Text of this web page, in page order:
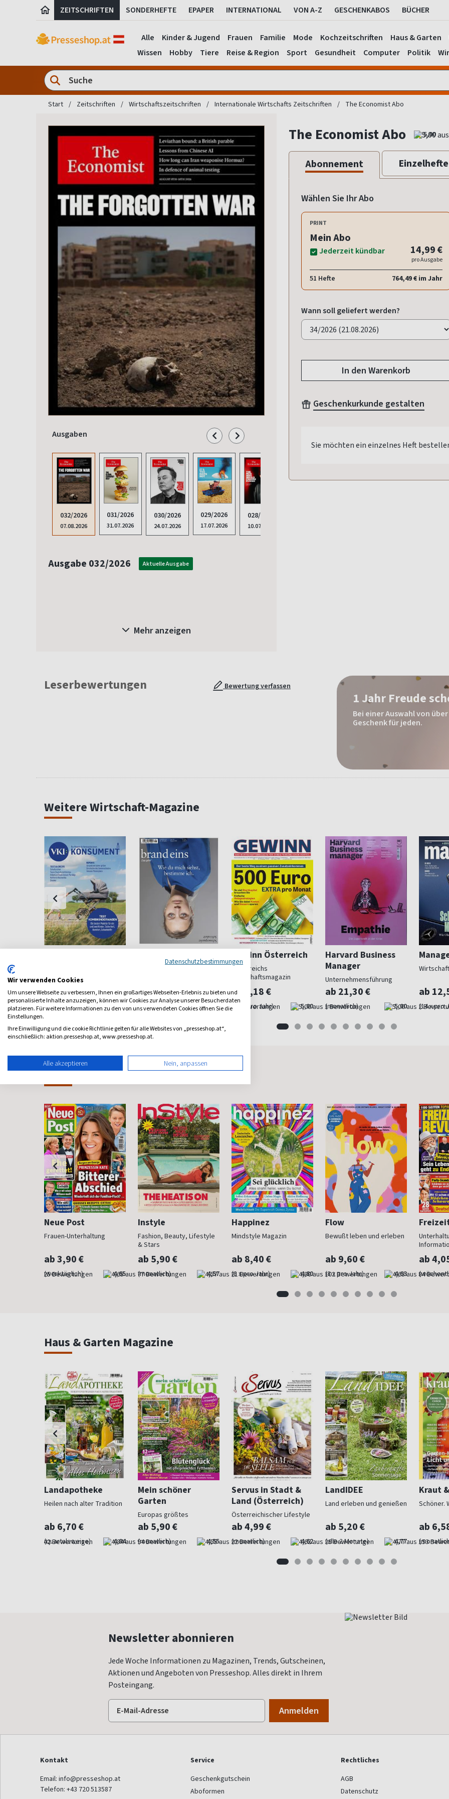
ZEITSCHRIFTEN SONDERHEFTE EPAPER INTERNATIONAL VON A-Z GESCHENKABOS BÜCHER
Alle Kinder & Jugend Frauen Familie Mode Kochzeitschriften Haus & Garten
Wissen
Hobby Tiere Reise & Region Sport Gesundheit Computer Politik
Start Zeitschriften Wirtschaftszeitschriften Internationale Wirtschafts Zeitschriften The Economist Abo
Ausgaben
032/2026
07.08.2026
031/2026
31.07.2026
030/2026
24.07.2026
029/2026
17.07.2026
028/2026
10.07.2026
Ausgabe 032/2026 Aktuelle Ausgabe
Mehr anzeigen
The Economist Abo 5,00
Abonnement Einzelhefte
Wählen Sie Ihr Abo
PRINT
Mein Abo
Jederzeit kündbar 14,99 €
pro Ausgabe
51 Hefte 764,49 € im Jahr
Wann soll geliefert werden?
In den Warenkorb
Geschenkurkunde gestalten
Sie möchten ein einzelnes Heft
Leserbewertungen Bewertung verfassen
1 Jahr Freude
Bei einer Auswahl von
Geschenk für jeden.
Weitere Wirtschaft-Magazine
5,00
ab 6,00 €
(monatlich) 4,00
ab 12,60 €
(10 x pro Jahr) 4,88
Gewinn Österreich
Österreichs
Wirtschaftsmagazin
ab 7,18 €
(11 x pro Jahr) 5,00
Harvard Business
Manager
Unternehmensführung
ab 21,30 €
(monatlich) 5,00
ab
(14 x pro
Frauenzeitschriften
Neue Post
Frauen-Unterhaltung
ab 3,90 €
(werktäglich) 4,65
Instyle
Fashion, Beauty, Lifestyle
& Stars
ab 5,90 €
(monatlich) 4,57
Happinez
Mindstyle Magazin
ab 8,40 €
(8 x pro Jahr) 4,80
Flow
Bewußt leben und erleben
ab 9,60 €
(8 x pro Jahr) 4,63
ab
Haus & Garten Magazine
Landapotheke
Heilen nach alter Tradition
ab 6,70 €
(quartalsweise) 4,84
Mein schöner
Garten
Europas größtes
Gartenmagazin
ab 5,90 €
(monatlich) 4,55
Servus in Stadt &
Land (Österreich)
Österreichischer Lifestyle
ab 4,99 €
(monatlich) 4,62
LandIDEE
Land erleben und genießen
ab 5,20 €
(alle 2 Monate) 4,77
Kraut
Schöner.
ab
Newsletter abonnieren
Jede Woche Informationen zu Magazinen, Trends, Gutscheinen,
Aktionen und Angeboten von Presseshop. Alles direkt in Ihrem
Posteingang.
Kontakt
Email: info@presseshop.at
Telefon: +43 720 513587
Service
Geschenkgutschein
Aboformen
Rechtliches
AGB
Datenschutz
Datenschutzbestimmungen
Wir verwenden Cookies
Um unsere Webseite zu verbessern, Ihnen ein großartiges Webseiten-Erlebnis zu bieten und
personalisierte Inhalte anzuzeigen, können wir Cookies zur Analyse unserer Besucherdaten
platzieren. Für weitere Informationen zu den von uns verwendeten Cookies öffnen Sie die
Einstellungen.
Ihre Einwilligung und die cookie Richtlinie gelten für alle Websites von „presseshop.at“,
einschließlich: aktion.presseshop.at, www.presseshop.at.
Alle akzeptieren Nein, anpassen